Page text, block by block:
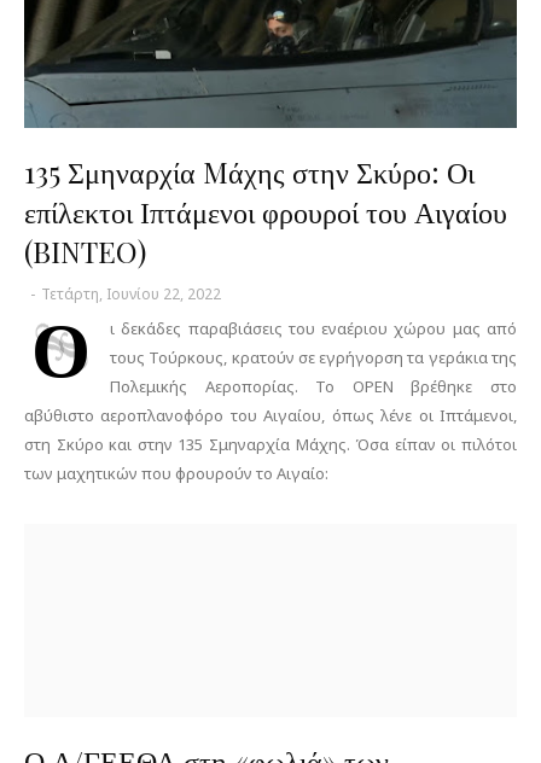
135 Σμηναρχία Mάχης στην Σκύρο: Οι
επίλεκτοι Ιπτάμενοι φρουροί του Αιγαίου
(BINTEO)
- Τετάρτη, Ιουνίου 22, 2022
Ο
ι δεκάδες παραβιάσεις του εναέριου χώρου μας από
τους Τούρκους, κρατούν σε εγρήγορση τα γεράκια της
Πολεμικής Αεροπορίας. Το OPEN βρέθηκε στο
αβύθιστο αεροπλανοφόρο του Αιγαίου, όπως λένε οι Ιπτάμενοι,
στη Σκύρο και στην 135 Σμηναρχία Μάχης. Όσα είπαν οι πιλότοι
των μαχητικών που φρουρούν το Αιγαίο: